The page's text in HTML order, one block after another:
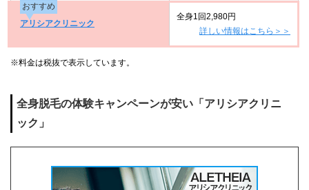
おすすめ
アリシアクリニック
全身1回2,980円
詳しい情報はこちら＞＞
※料金は税抜で表示しています。
全身脱毛の体験キャンペーンが安い「アリシアクリニ
ック」